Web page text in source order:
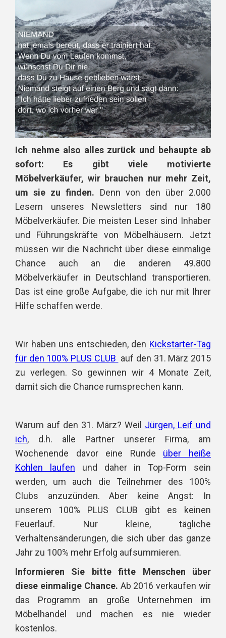
Ich nehme also alles zurück und behaupte ab
sofort: Es gibt viele motivierte
Möbelverkäufer, wir brauchen nur mehr Zeit,
um sie zu finden. Denn von den über 2.000
Lesern unseres Newsletters sind nur 180
Möbelverkäufer. Die meisten Leser sind Inhaber
und Führungskräfte von Möbelhäusern. Jetzt
müssen wir die Nachricht über diese einmalige
Chance auch an die anderen 49.800
Möbelverkäufer in Deutschland transportieren.
Das ist eine große Aufgabe, die ich nur mit Ihrer
Hilfe schaffen werde.
Wir haben uns entschieden, den Kickstarter-Tag
für den 100% PLUS CLUB auf den 31. März 2015
zu verlegen. So gewinnen wir 4 Monate Zeit,
damit sich die Chance rumsprechen kann.
Warum auf den 31. März? Weil Jürgen, Leif und
ich, d.h. alle Partner unserer Firma, am
Wochenende davor eine Runde über heiße
Kohlen laufen und daher in Top-Form sein
werden, um auch die Teilnehmer des 100%
Clubs anzuzünden. Aber keine Angst: In
unserem 100% PLUS CLUB gibt es keinen
Feuerlauf. Nur kleine, tägliche
Verhaltensänderungen, die sich über das ganze
Jahr zu 100% mehr Erfolg aufsummieren.
Informieren Sie bitte fitte Menschen über
diese einmalige Chance. Ab 2016 verkaufen wir
das Programm an große Unternehmen im
Möbelhandel und machen es nie wieder
kostenlos.